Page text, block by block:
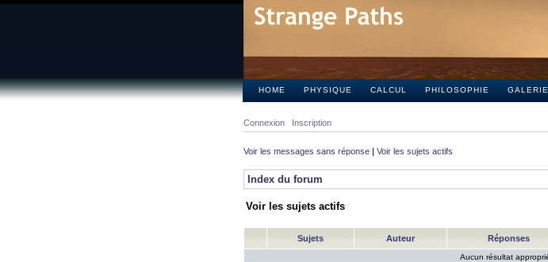
HOME PHYSIQUE CALCUL PHILOSOPHIE GALERIE
Connexion Inscription
Voir les messages sans réponse | Voir les sujets actifs
Index du forum
Voir les sujets actifs
Sujets Auteur Réponses
Aucun résultat